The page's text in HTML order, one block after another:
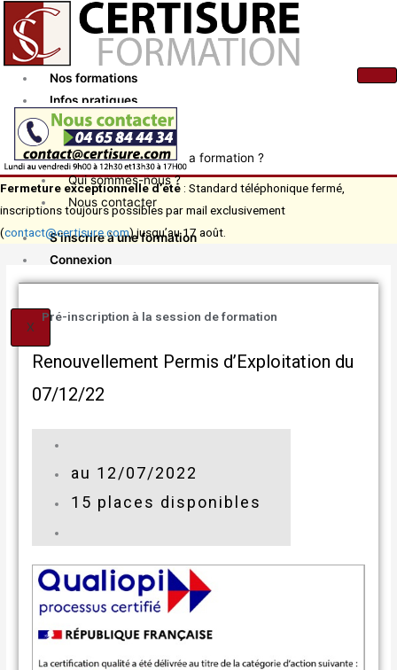
contenu
Nos formations
Infos pratiques
Actualités
Comment financer ma formation ?
Qui sommes-nous ?
Nous contacter
S’inscrire à une formation
Connexion
X
Fermeture exceptionnelle d’été : Standard téléphonique fermé,
inscriptions toujours possibles par mail exclusivement
(contact@certisure.com) jusqu’au 17 août.
Pré-inscription à la session de formation
Renouvellement Permis d’Exploitation du
07/12/22
au 12/07/2022
15 places disponibles